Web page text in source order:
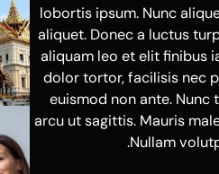
lobortis ipsum. Nunc
aliquet. Donec a luctus
aliquam leo et elit finibus
dolor tortor, facilisis nec
euismod non ante.
arcu ut sagittis. Mauris
Nullam